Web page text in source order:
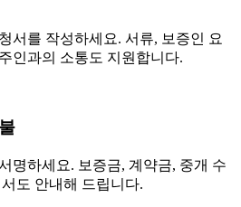
서를 작성하세요. 서류, 보증인 요
인과의 소통도 지원합니다.
명하세요. 보증금, 계약금, 중개 수
도 안내해 드립니다.